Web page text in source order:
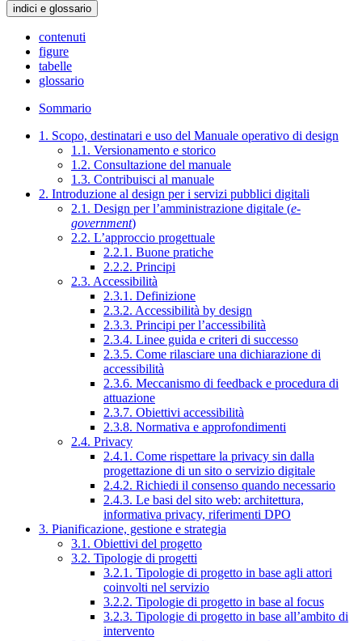
indici e glossario
contenuti
figure
tabelle
glossario
Sommario
1. Scopo, destinatari e uso del Manuale operativo di design
1.1. Versionamento e storico
1.2. Consultazione del manuale
1.3. Contribuisci al manuale
2. Introduzione al design per i servizi pubblici digitali
2.1. Design per l’amministrazione digitale (e-
government)
2.2. L’approccio progettuale
2.2.1. Buone pratiche
2.2.2. Principi
2.3. Accessibilità
2.3.1. Definizione
2.3.2. Accessibilità by design
2.3.3. Principi per l’accessibilità
2.3.4. Linee guida e criteri di successo
2.3.5. Come rilasciare una dichiarazione di
accessibilità
2.3.6. Meccanismo di feedback e procedura di
attuazione
2.3.7. Obiettivi accessibilità
2.3.8. Normativa e approfondimenti
2.4. Privacy
2.4.1. Come rispettare la privacy sin dalla
progettazione di un sito o servizio digitale
2.4.2. Richiedi il consenso quando necessario
2.4.3. Le basi del sito web: architettura,
informativa privacy, riferimenti DPO
3. Pianificazione, gestione e strategia
3.1. Obiettivi del progetto
3.2. Tipologie di progetti
3.2.1. Tipologie di progetto in base agli attori
coinvolti nel servizio
3.2.2. Tipologie di progetto in base al focus
3.2.3. Tipologie di progetto in base all’ambito di
intervento